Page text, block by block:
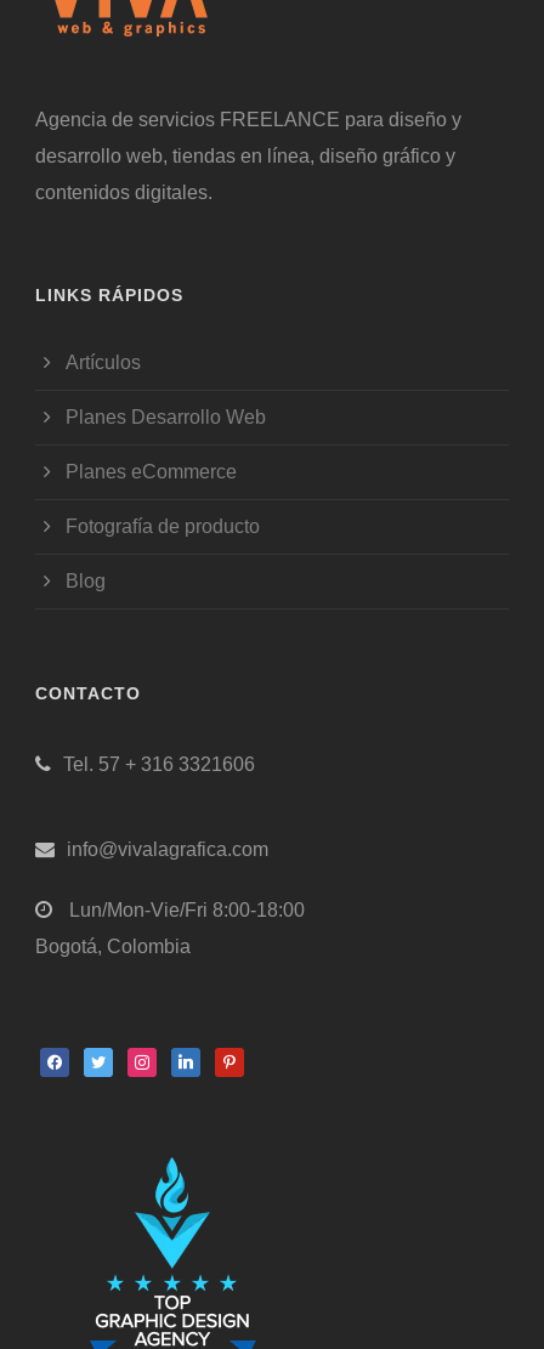
Agencia de servicios FREELANCE para diseño y
desarrollo web, tiendas en línea, diseño gráfico y
contenidos digitales.
LINKS RÁPIDOS
Artículos
Planes Desarrollo Web
Planes eCommerce
Fotografía de producto
Blog
CONTACTO
Tel. 57 + 316 3321606
info@vivalagrafica.com
Lun/Mon-Vie/Fri 8:00-18:00
Bogotá, Colombia
facebooktwitter instagramlinkedinpinterest